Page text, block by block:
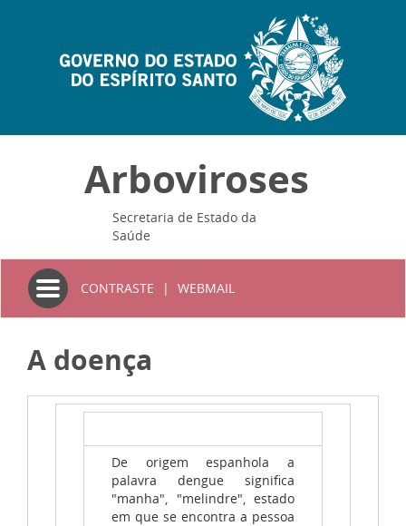
Arboviroses
Secretaria de Estado da
Saúde
Toggle
navigation
CONTRASTE | WEBMAIL
A doença
De origem espanhola a
palavra dengue significa
"manha", "melindre", estado
em que se encontra a pessoa